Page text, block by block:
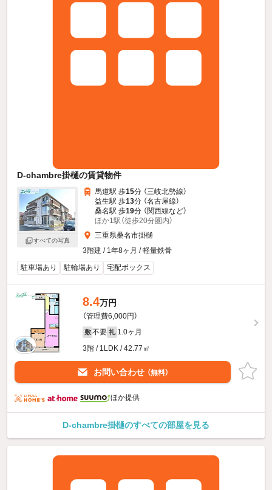
D-chambre掛樋の賃貸物件
すべての写真
馬道駅 歩15分 （三岐北勢線）
益生駅 歩13分 （名古屋線）
桑名駅 歩19分 （関西線など）
ほか1駅（徒歩20分圏内）
三重県桑名市掛樋
3階建 / 1年8ヶ月 / 軽量鉄骨
駐車場あり
駐輪場あり 宅配ボックス
8.4万円
（管理費6,000円）
敷 不要 礼 1.0ヶ月
3階 / 1LDK / 42.77㎡
お問い合わせ （無料）
ほか提供
D-chambre掛樋のすべての部屋を見る